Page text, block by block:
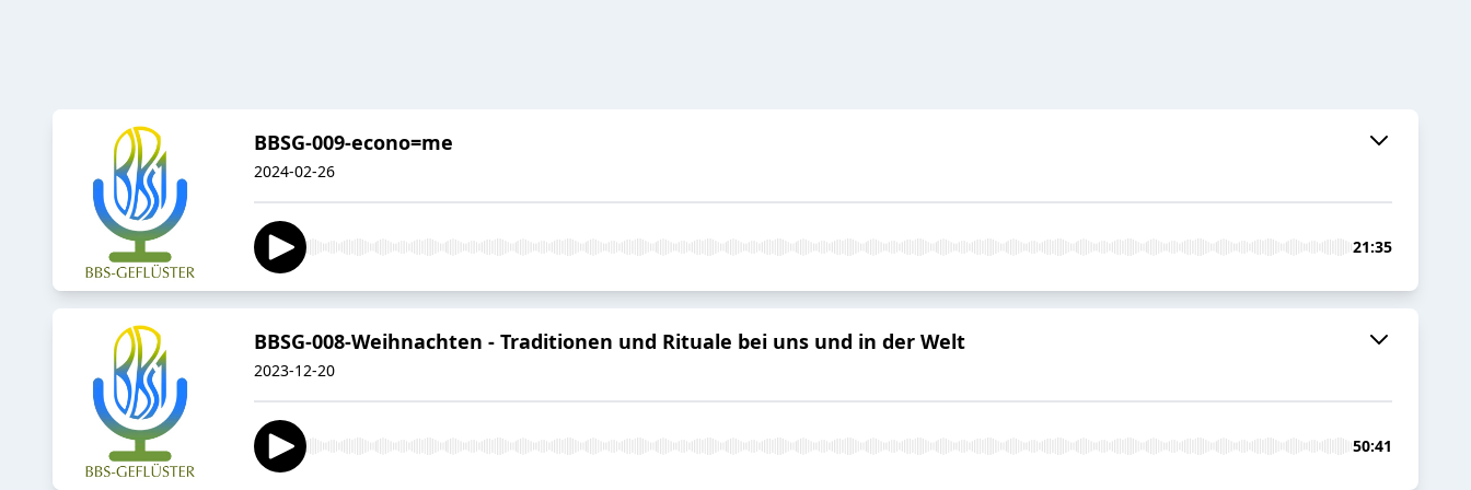
BBSG-009-econo=me
2024-02-26
21:35
BBSG-008-Weihnachten - Traditionen und Rituale bei uns und in der Welt
2023-12-20
50:41